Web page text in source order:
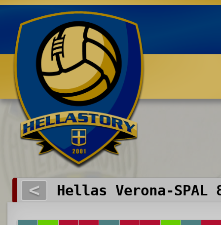
Benvenuti su HELLASTORY.net
< Hellas Verona-SPAL